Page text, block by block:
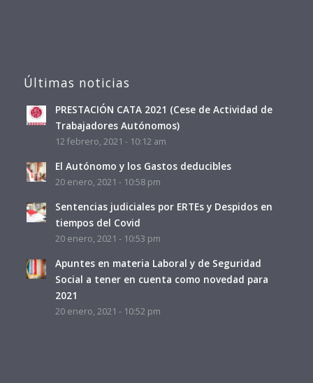
Últimas noticias
PRESTACIÓN CATA 2021 (Cese de Actividad de
Trabajadores Autónomos)
12 febrero, 2021 - 10:12 am
El Autónomo y los Gastos deducibles
20 enero, 2021 - 10:58 pm
Sentencias judiciales por ERTEs y Despidos en
tiempos del Covid
20 enero, 2021 - 10:53 pm
Apuntes en materia Laboral y de Seguridad
Social a tener en cuenta como novedad para
2021
20 enero, 2021 - 10:52 pm